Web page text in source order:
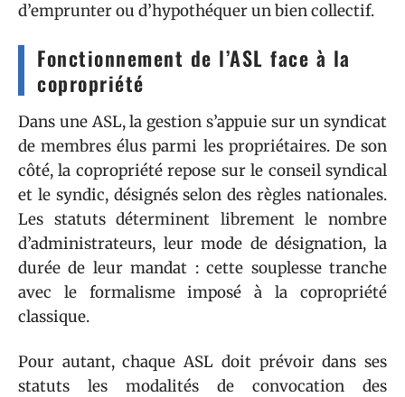
d’emprunter ou d’hypothéquer un bien collectif.
Fonctionnement de l’ASL face à la
copropriété
Dans une ASL, la gestion s’appuie sur un syndicat
de membres élus parmi les propriétaires. De son
côté, la copropriété repose sur le conseil syndical
et le syndic, désignés selon des règles nationales.
Les statuts déterminent librement le nombre
d’administrateurs, leur mode de désignation, la
durée de leur mandat : cette souplesse tranche
avec le formalisme imposé à la copropriété
classique.
Pour autant, chaque ASL doit prévoir dans ses
statuts les modalités de convocation des